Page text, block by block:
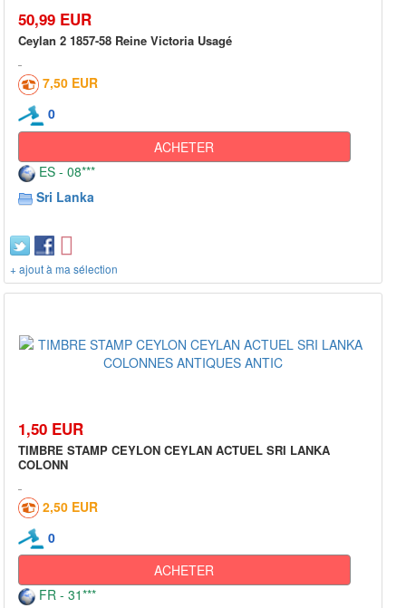
50,99 EUR
Ceylan 2 1857-58 Reine Victoria Usagé
7,50 EUR
0
ACHETER
ES - 08***
Sri Lanka
+ ajout à ma sélection
1,50 EUR
TIMBRE STAMP CEYLON CEYLAN ACTUEL SRI LANKA
COLONN
2,50 EUR
0
ACHETER
FR - 31***